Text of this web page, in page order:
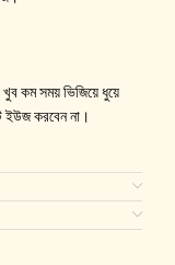
খুব কম সময় ভিজিয়ে ধুয়ে
ইউজ করবেন না।